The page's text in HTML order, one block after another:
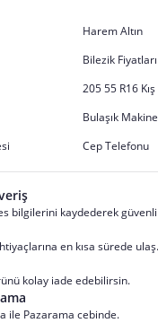
Harem Altın
Bilezik Fiyatları
205 55 R16
Bulaşık
Cep Telefonu
bilgilerini kaydederek güvenli
en kısa sürede ulaş.
kolay iade edebilirsin.
ile Pazarama cebinde.